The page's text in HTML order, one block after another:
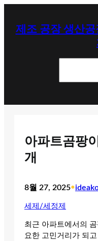
제조 공장 생산
아파트곰팡
개
8월 27, 2025•
세제/세정제
최근 아파트에서의
요한 고민거리가 되고